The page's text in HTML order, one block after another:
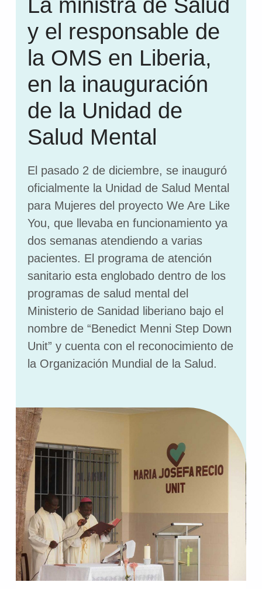
La ministra de Salud
y el responsable de
la OMS en Liberia,
en la inauguración
de la Unidad de
Salud Mental
El pasado 2 de diciembre, se inauguró
oficialmente la Unidad de Salud Mental
para Mujeres del proyecto We Are Like
You, que llevaba en funcionamiento ya
dos semanas atendiendo a varias
pacientes. El programa de atención
sanitario esta englobado dentro de los
programas de salud mental del
Ministerio de Sanidad liberiano bajo el
nombre de “Benedict Menni Step Down
Unit” y cuenta con el reconocimiento de
la Organización Mundial de la Salud.